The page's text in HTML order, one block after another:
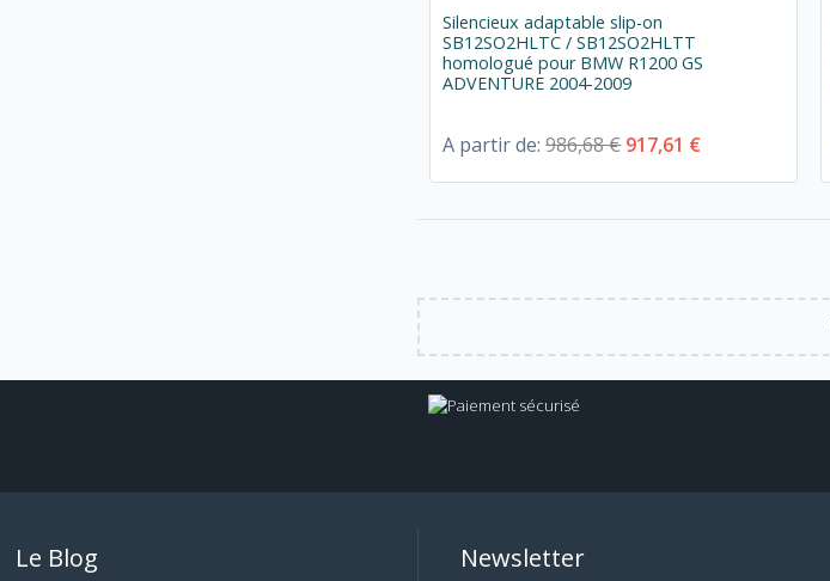
Silencieux adaptable slip-on
SB12SO2HLTC / SB12SO2HLTT
homologué pour BMW R1200 GS
ADVENTURE 2004-2009
A partir de:986,68 € 917,61 €
Le Blog Newsletter